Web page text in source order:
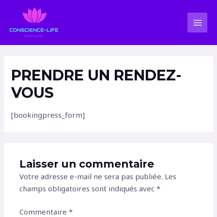
contenu
PRENDRE UN RENDEZ-
VOUS
[bookingpress_form]
Laisser un commentaire
Votre adresse e-mail ne sera pas publiée. Les
champs obligatoires sont indiqués avec*
Commentaire*